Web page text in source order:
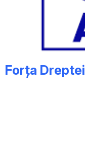
Forța Dreptei